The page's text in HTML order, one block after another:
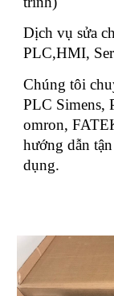
Dịch vụ sửa
PLC,HMI,
Chúng tôi
PLC Simens,
omron,
hướng dẫn
dụng.